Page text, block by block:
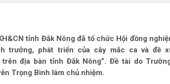
tỉnh Đắk Nông đã tổ chức Hội đồng
trưởng, phát triển của cây mắc ca và đề
trên địa bàn tỉnh Đắk Nông”. Đề tài do
Trọng Bình làm chủ nhiệm.